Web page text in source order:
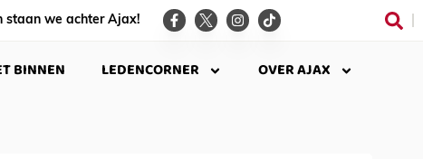
staan we achter Ajax!
BINNEN LEDENCORNER OVER AJAX